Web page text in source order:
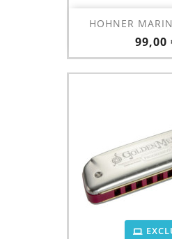
HOHNER
Prix
99,00